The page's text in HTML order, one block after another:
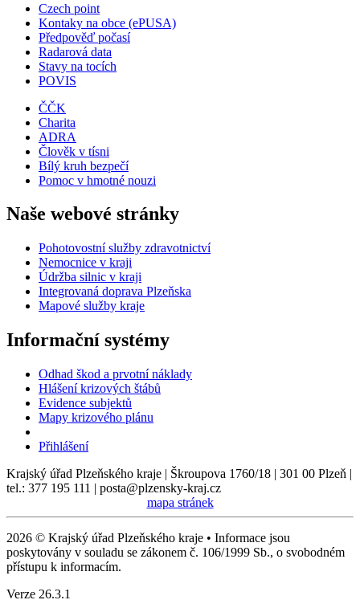
Czech point
Kontaky na obce (ePUSA)
Předpověď počasí
Radarová data
Stavy na tocích
POVIS
ČČK
Charita
ADRA
Člověk v tísni
Bílý kruh bezpečí
Pomoc v hmotné nouzi
Naše webové stránky
Pohotovostní služby zdravotnictví
Nemocnice v kraji
Údržba silnic v kraji
Integrovaná doprava Plzeňska
Mapové služby kraje
Informační systémy
Odhad škod a prvotní náklady
Hlášení krizových štábů
Evidence subjektů
Mapy krizového plánu
Přihlášení
Krajský úřad Plzeňského kraje | Škroupova 1760/18 | 301 00 Plzeň |
tel.: 377 195 111 | posta@plzensky-kraj.cz
mapa stránek
2026 © Krajský úřad Plzeňského kraje • Informace jsou
poskytovány v souladu se zákonem č. 106/1999 Sb., o svobodném
přístupu k informacím.
Verze 26.3.1